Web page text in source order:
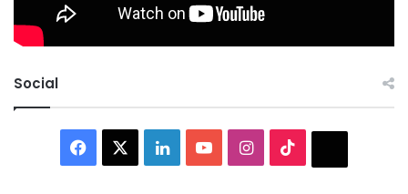
Social
Facebook LinkedInYouTubeInstagram